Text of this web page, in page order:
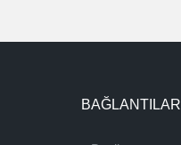
BAĞLANTILAR